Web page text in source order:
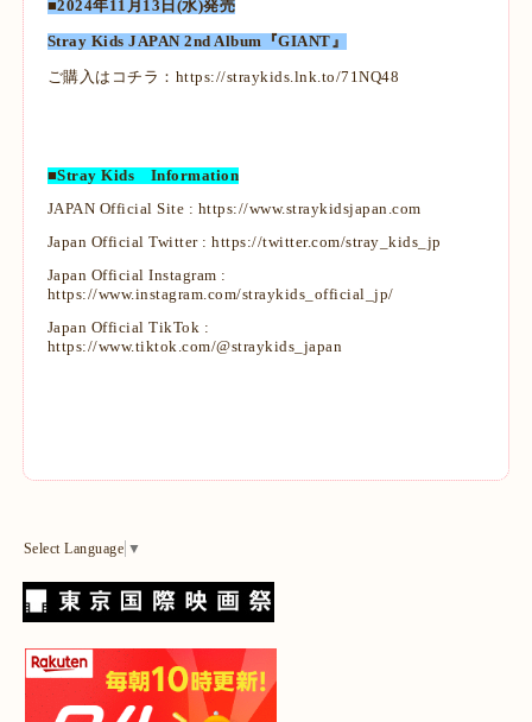
■2024年11月13日(水)発売
Stray Kids JAPAN 2nd Album『GIANT』
ご購入はコチラ： https://straykids.lnk.to/71NQ48
■Stray Kids Information
JAPAN Official Site : https://www.straykidsjapan.com
Japan Official Twitter :https://twitter.com/stray_kids_jp
Japan Official Instagram :
https://www.instagram.com/straykids_official_jp/
Japan Official TikTok :
https://www.tiktok.com/@straykids_japan
Select Language ▼